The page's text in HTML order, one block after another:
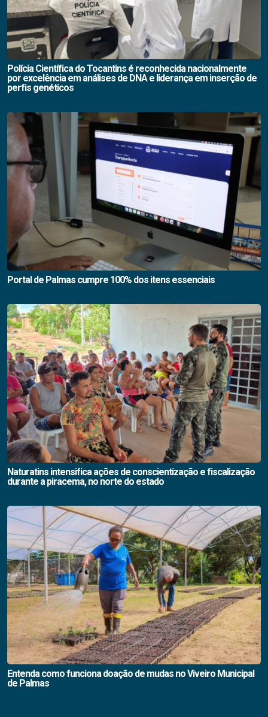
Polícia Científica do Tocantins é reconhecida nacionalmente
por excelência em análises de DNA e liderança em inserção de
perfis genéticos
Portal de Palmas cumpre 100% dos itens essenciais
Naturatins intensifica ações de conscientização e fiscalização
durante a piracema, no norte do estado
Entenda como funciona doação de mudas no Viveiro Municipal
de Palmas